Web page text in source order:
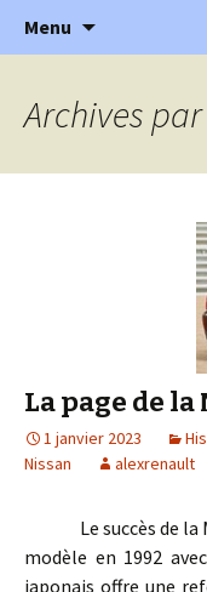
l'automobile
…
Menu
Archives
La page de la
1 janvier 2023
Nissan
alexrenault
Le succès de la
modèle en 1992
japonais offre une